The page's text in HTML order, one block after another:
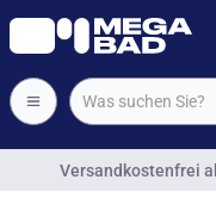
Versandkostenfrei